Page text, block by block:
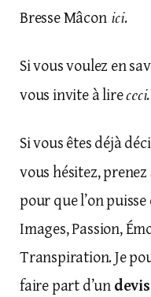
Bresse Mâconici.
Si vous voulez en
vous invite à lirececi.
Si vous êtes déjà
vous hésitez, prenez
pour que l’on puisse
Images, Passion,
Transpiration. Je
faire part d’un